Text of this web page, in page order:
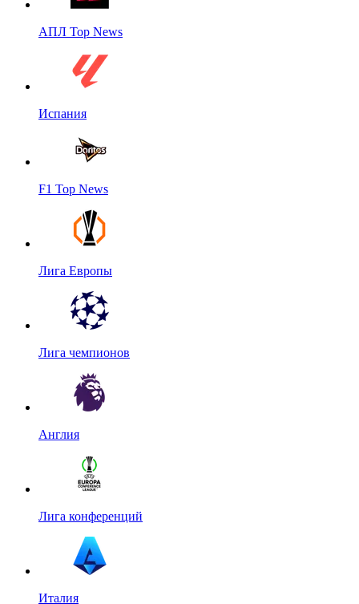
АПЛ Top News
Испания
F1 Top News
Лига Европы
Лига чемпионов
Англия
Лига конференций
Италия